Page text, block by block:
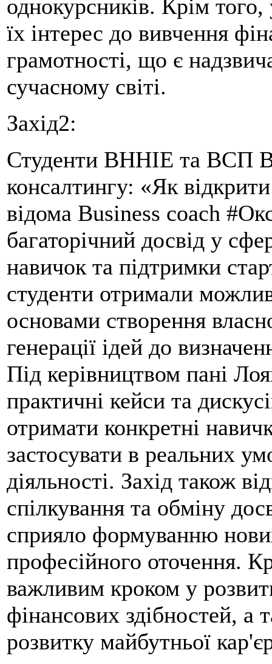
однокурсників. Крім
їх інтерес до вивчення
грамотності, що є
сучасному світі.
Захід2:
Студенти ВННІЕ та ВСП
консалтингу: «Як
відома Business coach
багаторічний досвід у
навичок та підтримки
студенти отримали
основами створення
генерації ідей до
Під керівництвом пані
практичні кейси та
отримати конкретні
застосувати в реальних
діяльності. Захід також
спілкування та обміну
сприяло формуванню
професійного оточення.
важливим кроком у
фінансових здібностей, а
розвитку майбутньої